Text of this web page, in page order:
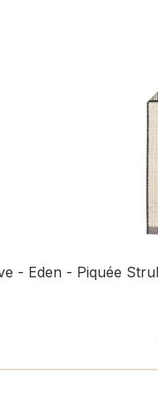
- Eden - Piquée